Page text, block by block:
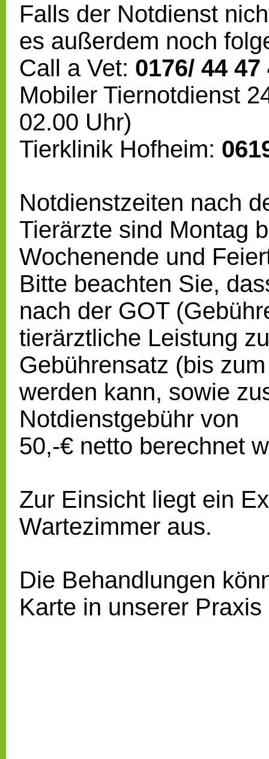
Falls der Notdienst
es außerdem noch
Call a Vet: 0176/ 44 47
Mobiler Tiernotdienst
02.00 Uhr)
Tierklinik Hofheim:
Notdienstzeiten nach
Tierärzte sind Montag
Wochenende und
Bitte beachten Sie,
nach der GOT
tierärztliche Leistung
Gebührensatz (bis
werden kann, sowie
Notdienstgebühr von
50,-€ netto berechnet
Zur Einsicht liegt ein
Wartezimmer aus.
Die Behandlungen
Karte in unserer